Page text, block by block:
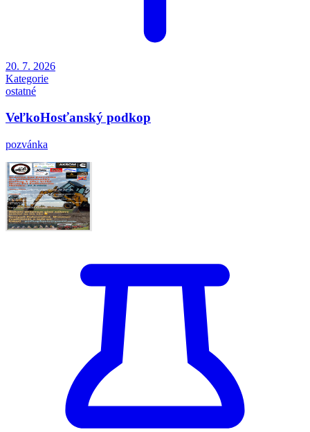
20. 7. 2026
Kategorie
ostatné
VeľkoHosťanský podkop
pozvánka